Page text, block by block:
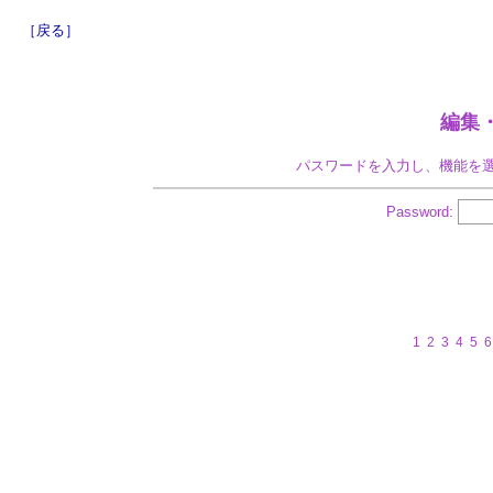
［戻る］
編集
パスワードを入力し、機能を
Password:
1 2 3 4 5 6